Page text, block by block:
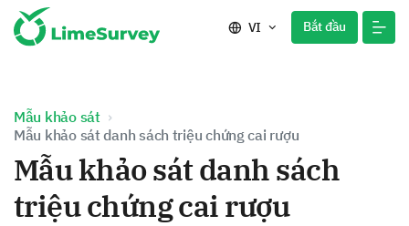
VI Bắt đầu
Mẫu khảo sát
Mẫu khảo sát danh sách triệu chứng cai rượu
Mẫu khảo sát danh sách
triệu chứng cai rượu